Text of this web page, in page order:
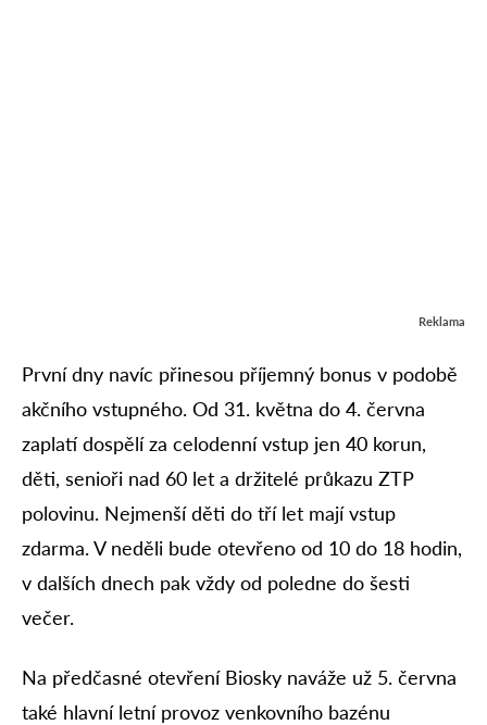
Reklama
První dny navíc přinesou příjemný bonus v podobě
akčního vstupného. Od 31. května do 4. června
zaplatí dospělí za celodenní vstup jen 40 korun,
děti, senioři nad 60 let a držitelé průkazu ZTP
polovinu. Nejmenší děti do tří let mají vstup
zdarma. V neděli bude otevřeno od 10 do 18 hodin,
v dalších dnech pak vždy od poledne do šesti
večer.
Na předčasné otevření Biosky naváže už 5. června
také hlavní letní provoz venkovního bazénu